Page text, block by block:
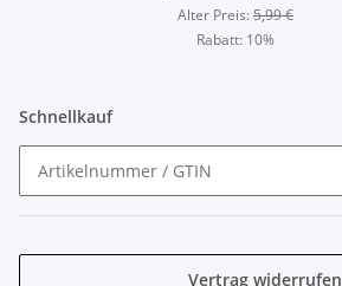
Alter Preis:5,99 €
Rabatt: 10%
Schnellkauf
Vertrag widerrufen